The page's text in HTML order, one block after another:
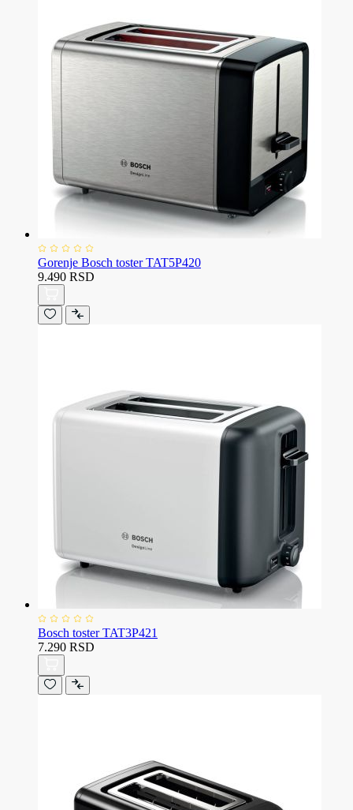
Gorenje Bosch toster TAT5P420
9.490 RSD
Bosch toster TAT3P421
7.290 RSD